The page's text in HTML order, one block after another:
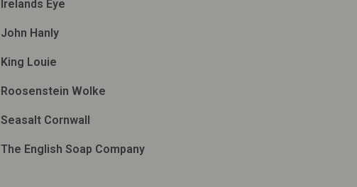
Irelands Eye
John Hanly
King Louie
Roosenstein Wolke
Seasalt Cornwall
The English Soap Company